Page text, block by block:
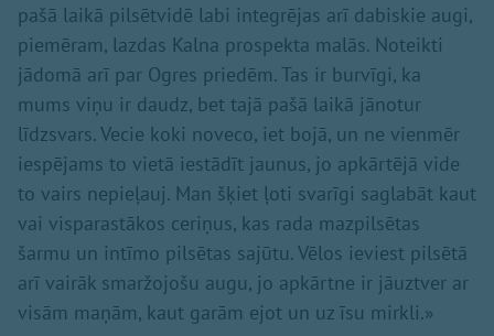
pašā laikā pilsētvidē labi integrējas arī dabiskie augi,
piemēram, lazdas Kalna prospekta malās. Noteikti
jādomā arī par Ogres priedēm. Tas ir burvīgi, ka
mums viņu ir daudz, bet tajā pašā laikā jānotur
līdzsvars. Vecie koki noveco, iet bojā, un ne vienmēr
iespējams to vietā iestādīt jaunus, jo apkārtējā vide
to vairs nepieļauj. Man šķiet ļoti svarīgi saglabāt kaut
vai visparastākos ceriņus, kas rada mazpilsētas
šarmu un intīmo pilsētas sajūtu. Vēlos ieviest pilsētā
arī vairāk smaržojošu augu, jo apkārtne ir jāuztver ar
visām maņām, kaut garām ejot un uz īsu mirkli.»